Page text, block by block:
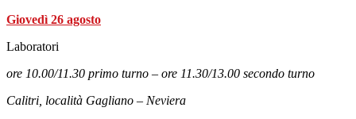
Giovedì 26 agosto
Laboratori
ore 10.00/11.30 primo turno – ore 11.30/13.00 secondo turno
Calitri, località Gagliano – Neviera